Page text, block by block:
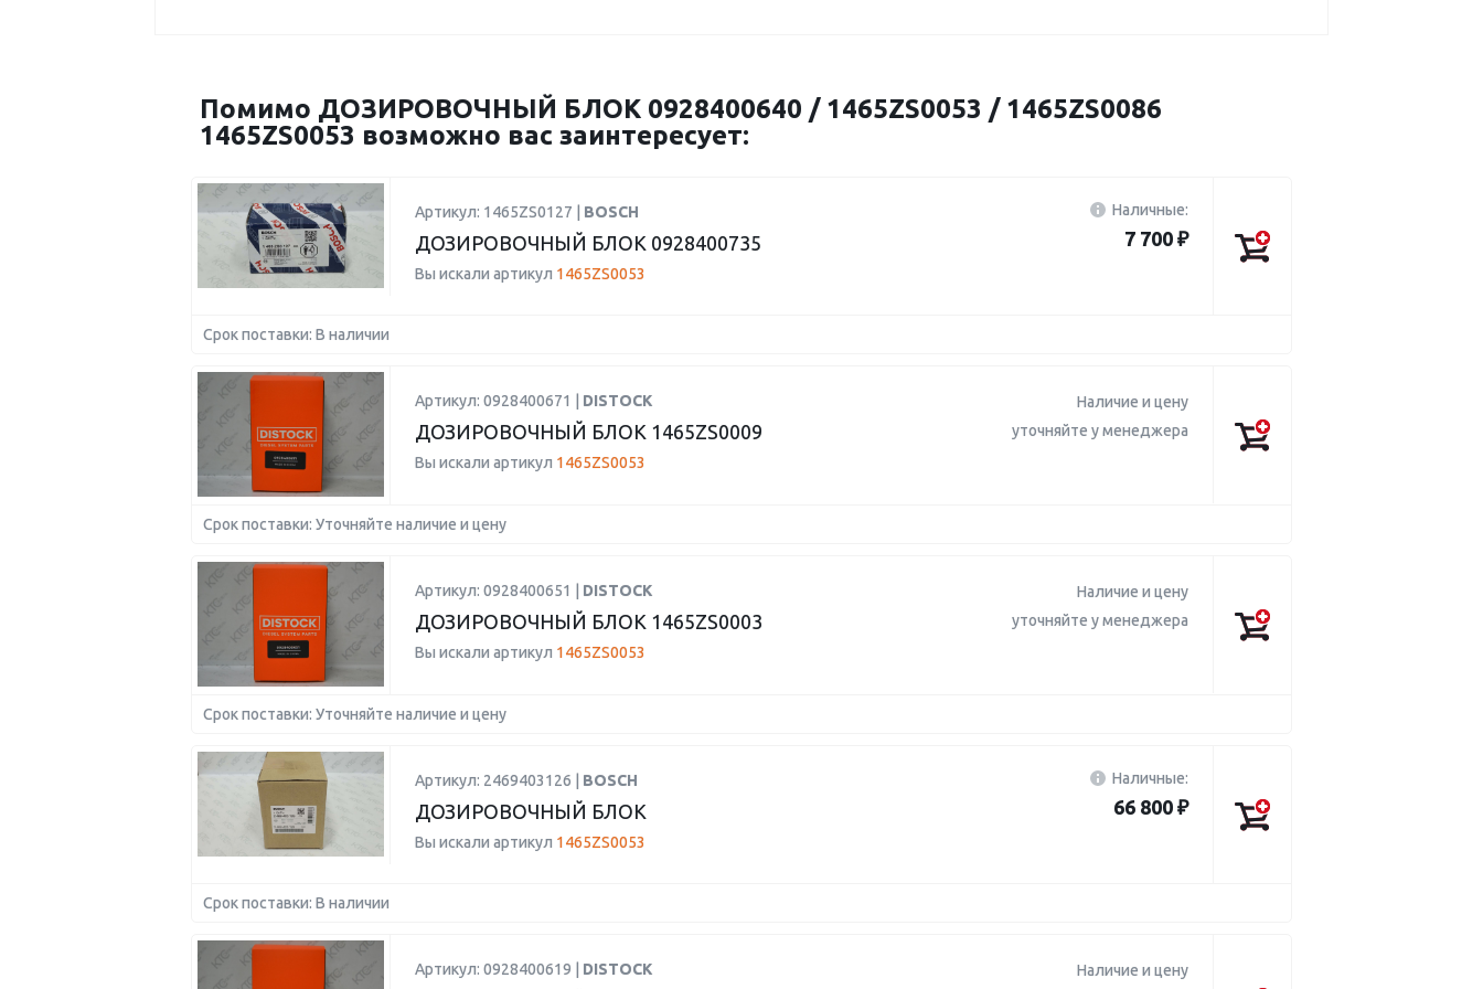
Помимо ДОЗИРОВОЧНЫЙ БЛОК 0928400640 / 1465ZS0053 / 1465ZS0086
1465ZS0053 возможно вас заинтересует:
Артикул: 1465ZS0127 | BOSCH
ДОЗИРОВОЧНЫЙ БЛОК 0928400735
Вы искали артикул 1465ZS0053
Наличные:
7 700 ₽
Срок поставки: В наличии
Артикул: 0928400671 | DISTOCK
ДОЗИРОВОЧНЫЙ БЛОК 1465ZS0009
Вы искали артикул 1465ZS0053
Наличие и цену
уточняйте у менеджера
Срок поставки: Уточняйте наличие и цену
Артикул: 0928400651 | DISTOCK
ДОЗИРОВОЧНЫЙ БЛОК 1465ZS0003
Вы искали артикул 1465ZS0053
Наличие и цену
уточняйте у менеджера
Срок поставки: Уточняйте наличие и цену
Артикул: 2469403126 | BOSCH
ДОЗИРОВОЧНЫЙ БЛОК
Вы искали артикул 1465ZS0053
Наличные:
66 800 ₽
Срок поставки: В наличии
Артикул: 0928400619 | DISTOCK Наличие и цену